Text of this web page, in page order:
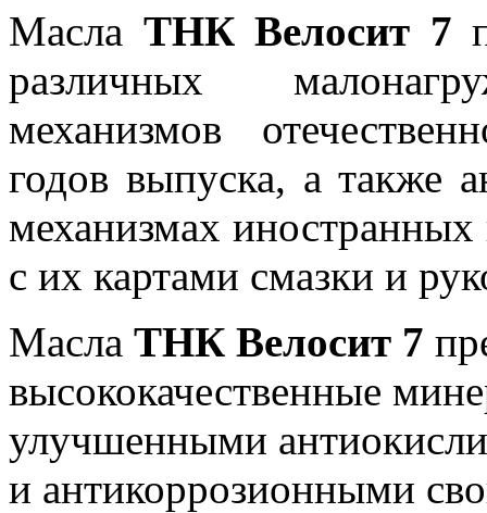
Масла ТНК Велосит 7
различных
механизмов
годов выпуска, а также
механизмах иностранных
с их картами смазки и
Масла ТНК Велосит 7
высококачественные
улучшенными
и антикоррозионными